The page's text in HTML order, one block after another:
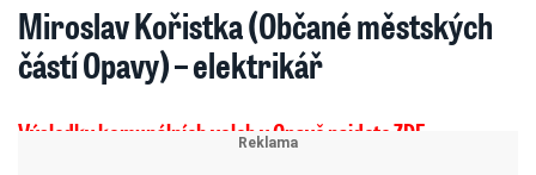
Miroslav Kořistka (Občané městských
částí Opavy) – elektrikář
Výsledky komunálních voleb v Opavě najdete ZDE